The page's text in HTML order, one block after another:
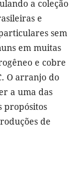
a coleção
e
sem
em muitas
e cobre
O arranjo do
a uma das
propósitos
de